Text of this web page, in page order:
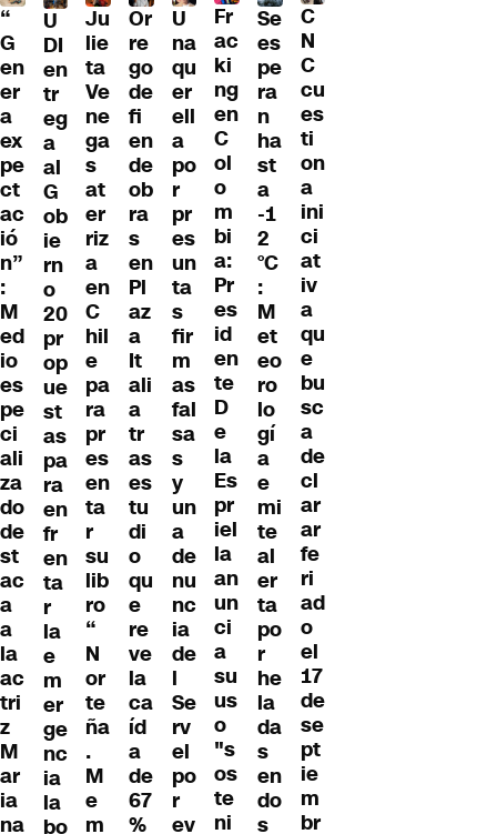
“
G
en
er
a
ex
pe
ct
ac
ió
n”
:
M
ed
io
es
pe
ci
ali
za
do
de
st
ac
a
a
la
ac
tri
z
M
ar
ia
na
U
DI
en
tr
eg
a
al
G
ob
ie
rn
o
20
pr
op
ue
st
as
pa
ra
en
fr
en
ta
r
la
e
m
er
ge
nc
ia
la
bo
Ju
lie
ta
Ve
ne
ga
s
at
er
riz
a
en
C
hil
e
pa
ra
pr
es
en
ta
r
su
lib
ro
“
N
or
te
ña
.
M
e
m
Or
re
go
de
fi
en
de
ob
ra
s
en
Pl
az
a
It
ali
a
tr
as
es
tu
di
o
qu
e
re
ve
la
ca
íd
a
de
67
%
U
na
qu
er
ell
a
po
r
pr
es
un
ta
s
fir
m
as
fal
sa
s
y
un
a
de
nu
nc
ia
de
l
Se
rv
el
po
r
ev
Fr
ac
ki
ng
en
C
ol
o
m
bi
a:
Pr
es
id
en
te
D
e
la
Es
pr
iel
la
an
un
ci
a
su
us
o
"s
os
te
ni
Se
es
pe
ra
n
ha
st
a
-1
2
°C
:
M
et
eo
ro
lo
gí
a
e
mi
te
al
er
ta
po
r
he
la
da
s
en
do
s
C
N
C
cu
es
ti
on
a
ini
ci
at
iv
a
qu
e
bu
sc
a
de
cl
ar
ar
fe
ri
ad
o
el
17
de
se
pt
ie
m
br